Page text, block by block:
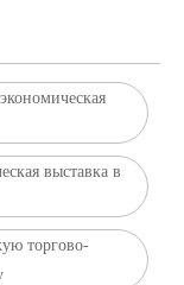
выставка в
торгово-